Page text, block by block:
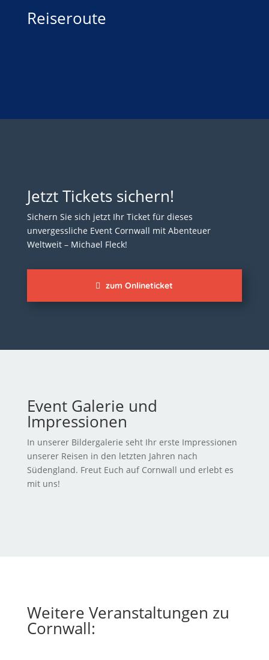
Reiseroute
Jetzt Tickets sichern!
Sichern Sie sich jetzt Ihr Ticket für dieses
unvergessliche Event Cornwall mit Abenteuer
Weltweit – Michael Fleck!
zum Onlineticket
Event Galerie und
Impressionen
In unserer Bildergalerie seht Ihr erste Impressionen
unserer Reisen in den letzten Jahren nach
Südengland. Freut Euch auf Cornwall und erlebt es
mit uns!
Weitere Veranstaltungen zu
Cornwall: